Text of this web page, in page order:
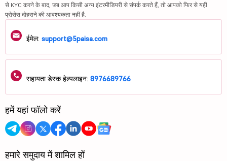
से KYC करने के बाद, जब आप किसी अन्य इंटरमीडियरी से संपर्क करते हैं, तो आपको फिर से यही
प्रोसेस दोहराने की आवश्यकता नहीं है.
ईमेल: support@5paisa.com
सहायता डेस्क हेल्पलाइन: 8976689766
हमें यहां फॉलो करें
हमारे समुदाय में शामिल हों